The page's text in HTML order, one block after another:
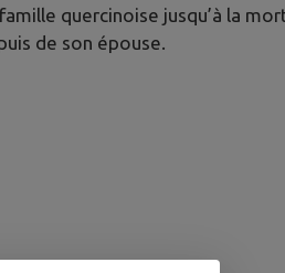
quercinoise jusqu’à la
de son épouse.